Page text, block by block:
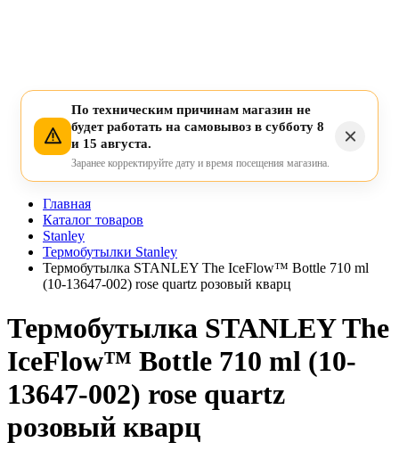
По техническим причинам магазин не
будет работать на самовывоз в субботу 8
и 15 августа.
Заранее корректируйте дату и время посещения магазина.
Главная
Каталог товаров
Stanley
Термобутылки Stanley
Термобутылка STANLEY The IceFlow™ Bottle 710 ml
(10-13647-002) rose quartz розовый кварц
Термобутылка STANLEY The
IceFlow™ Bottle 710 ml (10-
13647-002) rose quartz
розовый кварц